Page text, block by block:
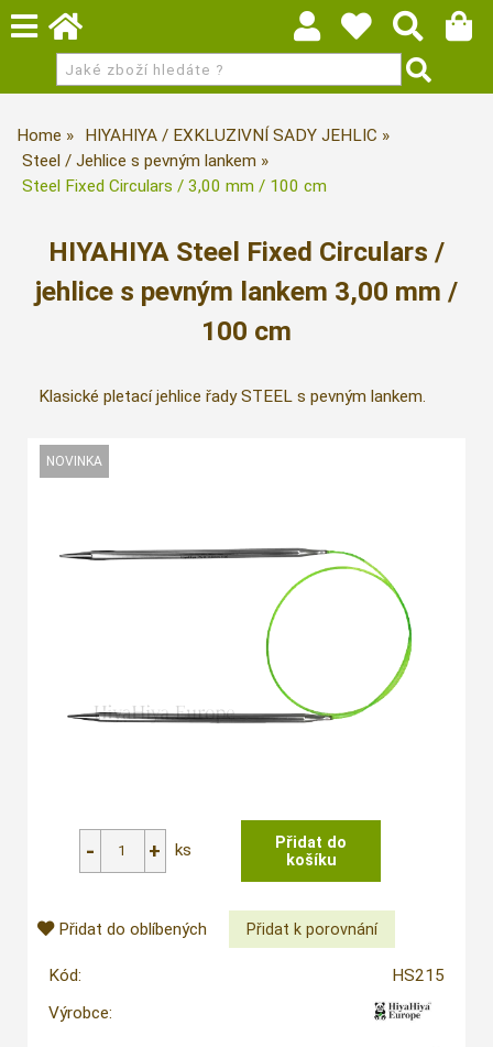
Home
HIYAHIYA / EXKLUZIVNÍ SADY JEHLIC
Steel / Jehlice s pevným lankem
Steel Fixed Circulars / 3,00 mm / 100 cm
HIYAHIYA Steel Fixed Circulars /
jehlice s pevným lankem 3,00 mm /
100 cm
Klasické pletací jehlice řady STEEL s pevným lankem.
ks
Přidat do oblíbených
Kód:
HS215
Výrobce: